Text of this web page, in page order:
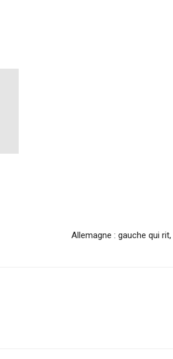
Allemagne : gauche qui